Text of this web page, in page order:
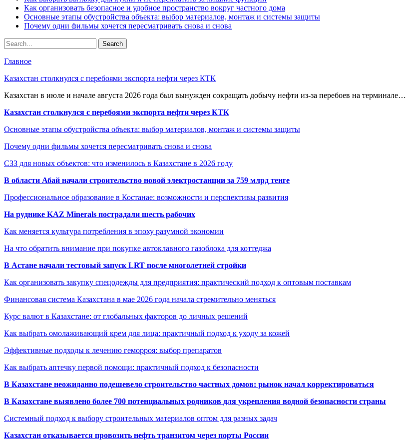
Как организовать безопасное и удобное пространство вокруг частного дома
Основные этапы обустройства объекта: выбор материалов, монтаж и системы защиты
Почему одни фильмы хочется пересматривать снова и снова
Главное
Казахстан столкнулся с перебоями экспорта нефти через КТК
Казахстан в июле и начале августа 2026 года был вынужден сокращать добычу нефти из-за перебоев на терминале…
Казахстан столкнулся с перебоями экспорта нефти через КТК
Основные этапы обустройства объекта: выбор материалов, монтаж и системы защиты
Почему одни фильмы хочется пересматривать снова и снова
СЗЗ для новых объектов: что изменилось в Казахстане в 2026 году
В области Абай начали строительство новой электростанции за 759 млрд тенге
Профессиональное образование в Костанае: возможности и перспективы развития
На руднике KAZ Minerals пострадали шесть рабочих
Как меняется культура потребления в эпоху разумной экономии
На что обратить внимание при покупке автоклавного газоблока для коттеджа
В Астане начали тестовый запуск LRT после многолетней стройки
Как организовать закупку спецодежды для предприятия: практический подход к оптовым поставкам
Финансовая система Казахстана в мае 2026 года начала стремительно меняться
Курс валют в Казахстане: от глобальных факторов до личных решений
Как выбрать омолаживающий крем для лица: практичный подход к уходу за кожей
Эффективные подходы к лечению геморроя: выбор препаратов
Как выбрать аптечку первой помощи: практичный подход к безопасности
В Казахстане неожиданно подешевело строительство частных домов: рынок начал корректироваться
В Казахстане выявлено более 700 потенциальных родников для укрепления водной безопасности страны
Системный подход к выбору строительных материалов оптом для разных задач
Казахстан отказывается провозить нефть транзитом через порты России